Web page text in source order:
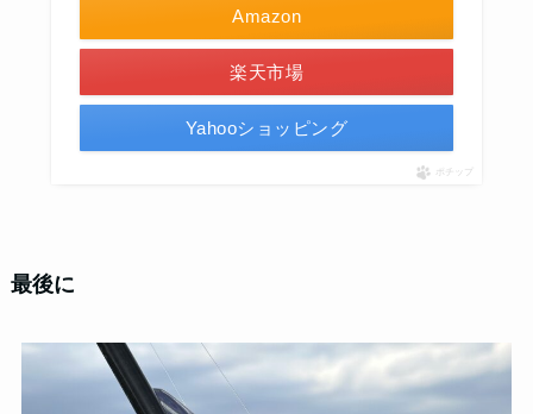
Amazon
楽天市場
Yahooショッピング
ポチップ
最後に